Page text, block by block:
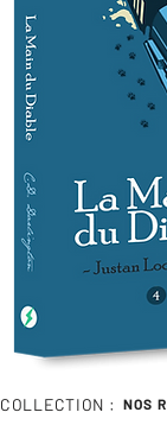
COLLECTION : NOS